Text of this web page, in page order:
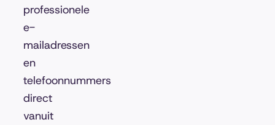
professionele
e-
mailadressen
en
telefoonnummers
direct
vanuit